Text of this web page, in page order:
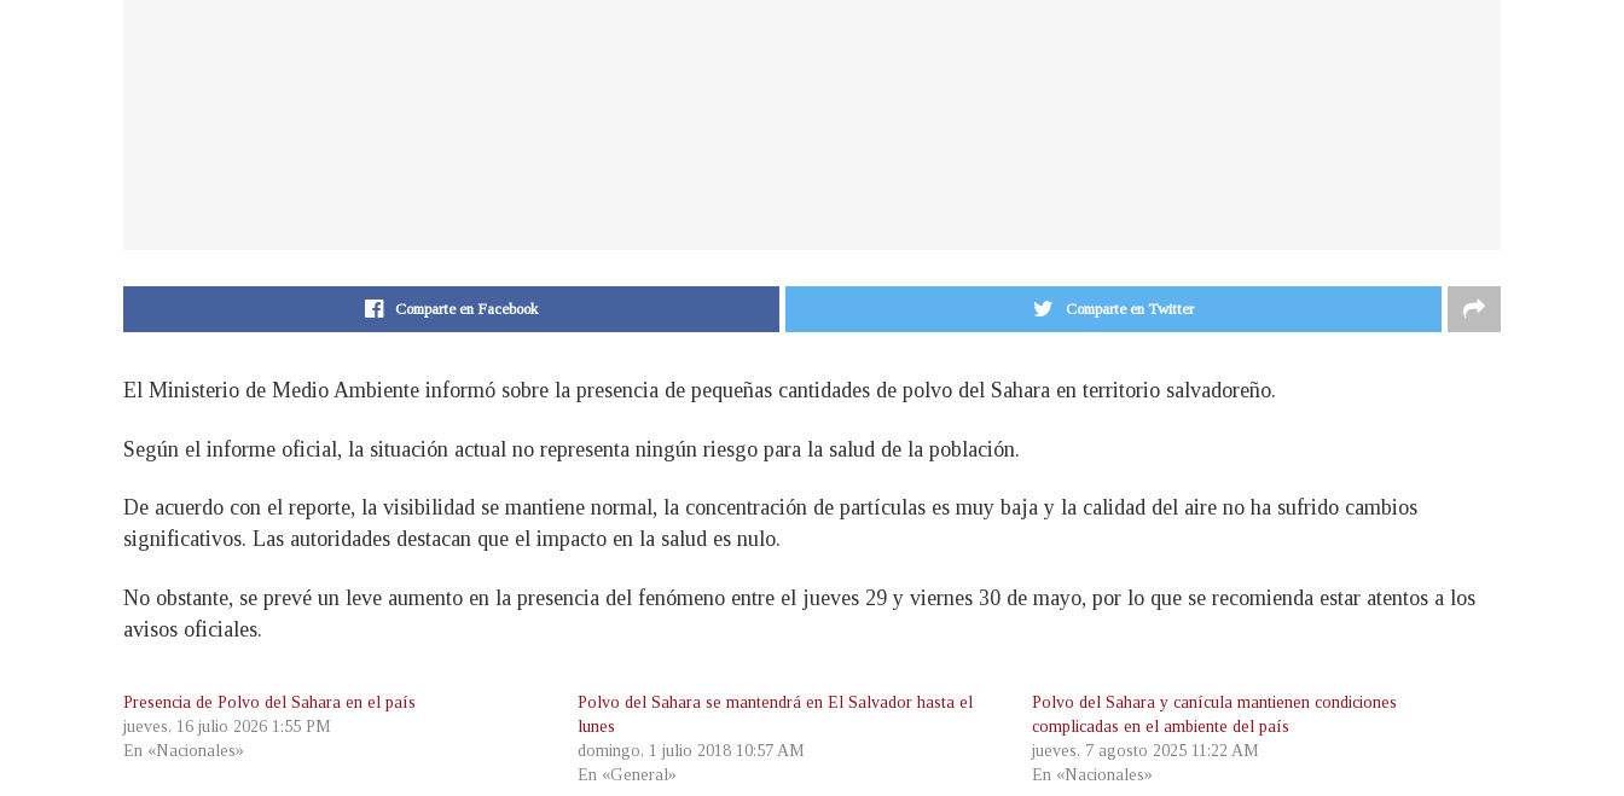
Comparte en Facebook Comparte en Twitter
El Ministerio de Medio Ambiente informó sobre la presencia de pequeñas cantidades de polvo del Sahara en territorio salvadoreño.
Según el informe oficial, la situación actual no representa ningún riesgo para la salud de la población.
De acuerdo con el reporte, la visibilidad se mantiene normal, la concentración de partículas es muy baja y la calidad del aire no ha sufrido cambios
significativos. Las autoridades destacan que el impacto en la salud es nulo.
No obstante, se prevé un leve aumento en la presencia del fenómeno entre el jueves 29 y viernes 30 de mayo, por lo que se recomienda estar atentos a los
avisos oficiales.
Presencia de Polvo del Sahara en el país
jueves, 16 julio 2026 1:55 PM
En «Nacionales»
Polvo del Sahara se mantendrá en El Salvador hasta el
lunes
domingo, 1 julio 2018 10:57 AM
En «General»
Polvo del Sahara y canícula mantienen condiciones
complicadas en el ambiente del país
jueves, 7 agosto 2025 11:22 AM
En «Nacionales»